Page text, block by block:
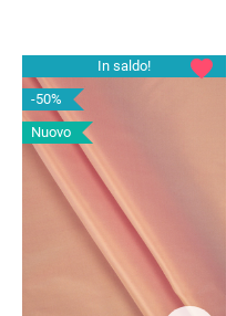
In saldo!
-50%
Nuovo
favorite